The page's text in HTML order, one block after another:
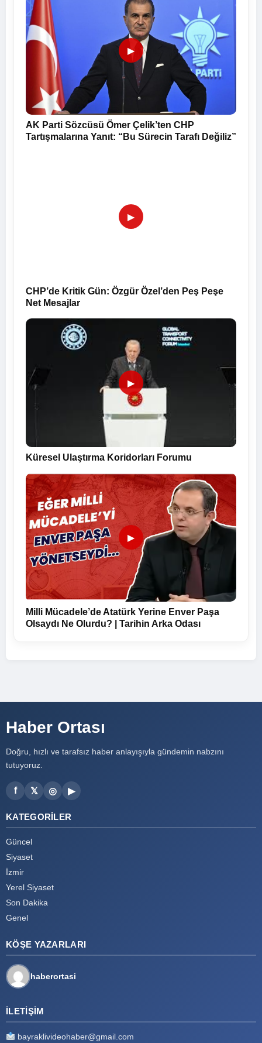
▶
AK Parti Sözcüsü Ömer Çelik’ten CHP
Tartışmalarına Yanıt: “Bu Sürecin Tarafı Değiliz”
▶
CHP’de Kritik Gün: Özgür Özel’den Peş Peşe
Net Mesajlar
▶
Küresel Ulaştırma Koridorları Forumu
▶
Milli Mücadele’de Atatürk Yerine Enver Paşa
Olsaydı Ne Olurdu? | Tarihin Arka Odası
Haber Ortası
Doğru, hızlı ve tarafsız haber anlayışıyla gündemin nabzını
tutuyoruz.
f 𝕏 ◎ ▶
KATEGORILER
Güncel
Siyaset
İzmir
Yerel Siyaset
Son Dakika
Genel
KÖŞE YAZARLARI
haberortasi
İLETIŞIM
bayraklivideohaber@gmail.com